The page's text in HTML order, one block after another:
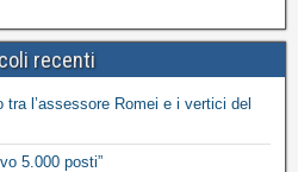
recenti
l’assessore Romei e i vertici del
5.000 posti”